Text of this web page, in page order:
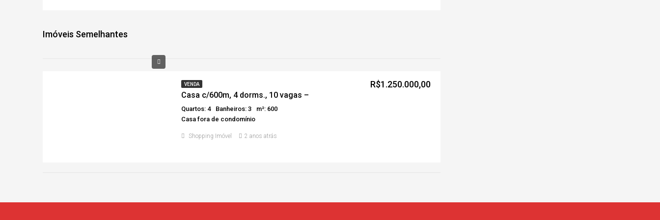
Imóveis Semelhantes
VENDA
Casa c/600m, 4 dorms., 10 vagas –
Quartos: 4 Banheiros: 3
m²: 600
Casa fora de condomínio
Shopping Imóvel 2 anos atrás
R$1.250.000,00